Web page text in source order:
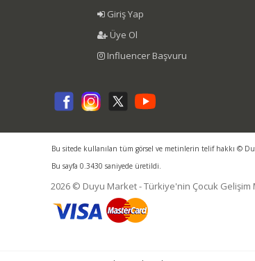
Giriş Yap
Üye Ol
Influencer Başvuru
Bu sitede kullanılan tüm görsel ve metinlerin telif hakkı ©
Bu sayfa 0.3430 saniyede üretildi.
2026 © Duyu Market - Türkiye'nin Çocuk Gelişim